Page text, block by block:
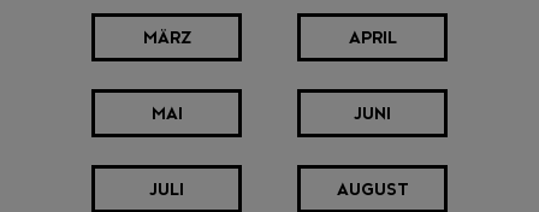
MÄRZ APRIL
MAI JUNI
JULI AUGUST